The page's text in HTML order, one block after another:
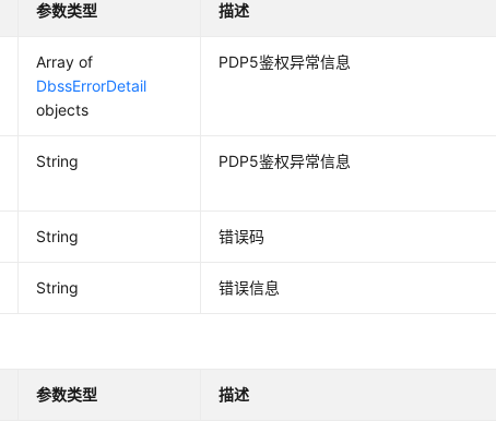
参数类型 描述
Array of
DbssErrorDetail
objects
PDP5鉴权异常信息
String PDP5鉴权异常信息
String 错误码
String 错误信息
参数类型 描述